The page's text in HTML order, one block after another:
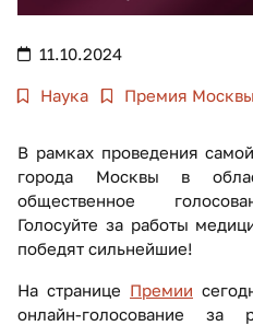
11.10.2024
Наука Премия
В рамках проведения
города Москвы в
общественное
Голосуйте за работы
победят сильнейшие!
На странице Премии
онлайн-голосование за